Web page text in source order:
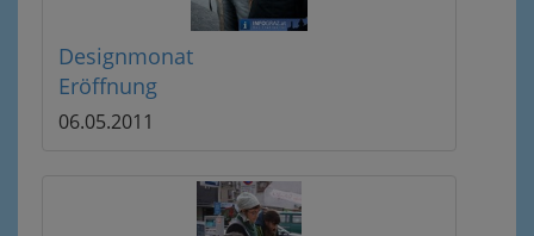
Designmonat
Eröffnung
06.05.2011